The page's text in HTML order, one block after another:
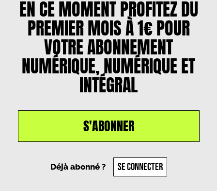
EN CE MOMENT PROFITEZ DU
PREMIER MOIS À 1€ POUR
VOTRE ABONNEMENT
NUMÉRIQUE, NUMÉRIQUE ET
INTÉGRAL
S'ABONNER
Déjà abonné ? SE CONNECTER
Velimir Mladenović